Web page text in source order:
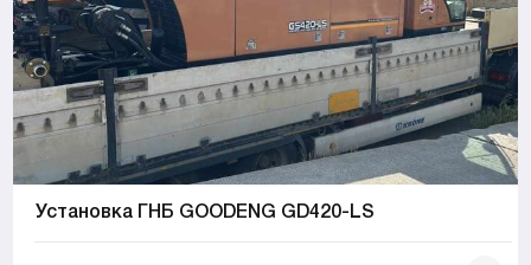
Установка ГНБ GOODENG GD420-LS